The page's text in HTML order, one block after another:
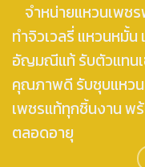
จำหน่ายแหวนเพช
ทำจิวเวลรี่ แหวนหมั้
อัญมณีแท้ รับตัวแทนเ
คุณภาพดี รับชุบแหว
เพชรแท้ทุกชิ้นงาน พ
ตลอดอายุ